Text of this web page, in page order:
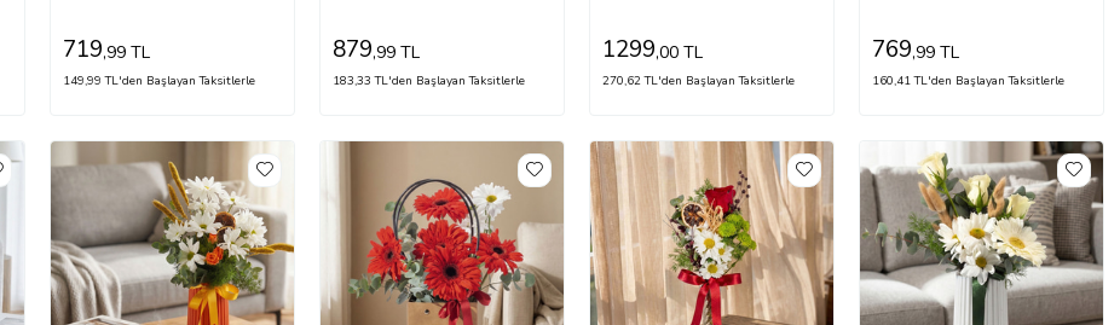
719,99 TL
149,99 TL'den Başlayan Taksitlerle
879,99 TL
183,33 TL'den Başlayan Taksitlerle
1299,00 TL
270,62 TL'den Başlayan Taksitlerle
769,99 TL
160,41 TL'den Başlayan Taksitlerle